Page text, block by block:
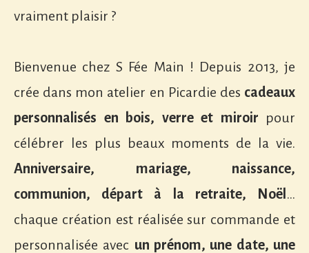
vraiment plaisir ?
Bienvenue chez S Fée Main ! Depuis 2013, je
crée dans mon atelier en Picardie des cadeaux
personnalisés en bois, verre et miroir pour
célébrer les plus beaux moments de la vie.
Anniversaire, mariage, naissance,
communion, départ à la retraite, Noël …
chaque création est réalisée sur commande et
personnalisée avec un prénom, une date, une